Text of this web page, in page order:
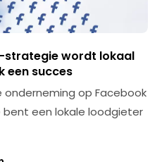
strategie wordt lokaal
een succes
op Facebook
bent een lokale loodgieter